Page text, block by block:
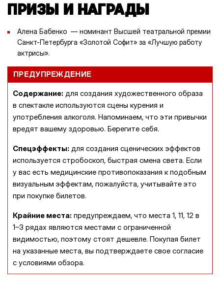
ПРИЗЫ И НАГРАДЫ
Алена Бабенко — номинант Высшей театральной премии
Санкт-Петербурга «Золотой Софит» за «Лучшую работу
актрисы».
ПРЕДУПРЕЖДЕНИЕ
Содержание: для создания художественного образа
в спектакле используются сцены курения и
употребления алкоголя. Напоминаем, что эти привычки
вредят вашему здоровью. Берегите себя.
Спецэффекты: для создания сценических эффектов
используется стробоскоп, быстрая смена света. Если
у вас есть медицинские противопоказания к подобным
визуальным эффектам, пожалуйста, учитывайте это
при покупке билетов.
Крайние места: предупреждаем, что места 1, 11, 12 в
1–3 рядах являются местами с ограниченной
видимостью, поэтому стоят дешевле. Покупая билет
на указанные места, вы подтверждаете свое согласие
с условиями обзора.